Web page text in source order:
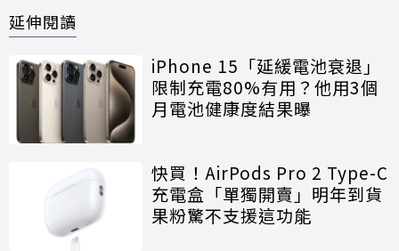
延伸閱讀
iPhone 15「延緩電池衰退」
限制充電80%有用？他用3個
月電池健康度結果曝
快買！AirPods Pro 2 Type-C
充電盒「單獨開賣」明年到貨
果粉驚不支援這功能